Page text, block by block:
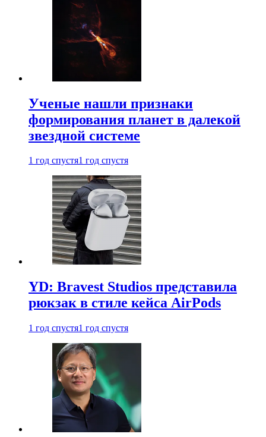
Ученые нашли признаки
формирования планет в далекой
звездной системе
1 год спустя1 год спустя
YD: Bravest Studios представила
рюкзак в стиле кейса AirPods
1 год спустя1 год спустя